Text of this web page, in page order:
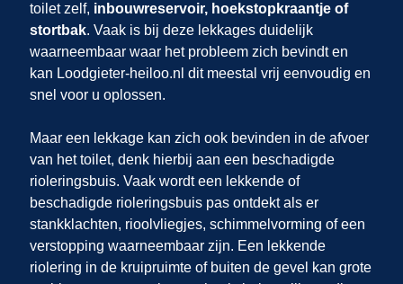
toilet zelf, inbouwreservoir, hoekstopkraantje of
stortbak. Vaak is bij deze lekkages duidelijk
waarneembaar waar het probleem zich bevindt en
kan Loodgieter-heiloo.nl dit meestal vrij eenvoudig en
snel voor u oplossen.
Maar een lekkage kan zich ook bevinden in de afvoer
van het toilet, denk hierbij aan een beschadigde
rioleringsbuis. Vaak wordt een lekkende of
beschadigde rioleringsbuis pas ontdekt als er
stankklachten, rioolvliegjes, schimmelvorming of een
verstopping waarneembaar zijn. Een lekkende
riolering in de kruipruimte of buiten de gevel kan grote